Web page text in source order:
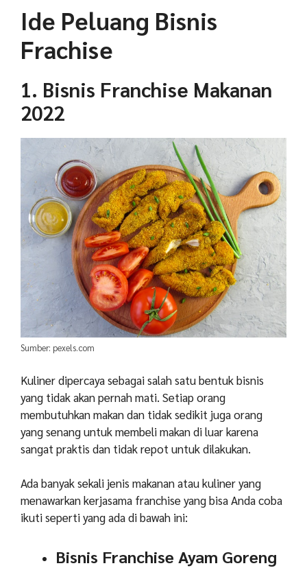
Ide Peluang Bisnis
Frachise
1. Bisnis Franchise Makanan
2022
Sumber: pexels.com
Kuliner dipercaya sebagai salah satu bentuk bisnis
yang tidak akan pernah mati. Setiap orang
membutuhkan makan dan tidak sedikit juga orang
yang senang untuk membeli makan di luar karena
sangat praktis dan tidak repot untuk dilakukan.
Ada banyak sekali jenis makanan atau kuliner yang
menawarkan kerjasama franchise yang bisa Anda coba
ikuti seperti yang ada di bawah ini:
Bisnis Franchise Ayam Goreng